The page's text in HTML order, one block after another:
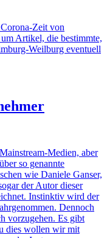
Zeit von
Artikel, die bestimmte,
Weilburg eventuell
Medien, aber
so genannte
wie Daniele Ganser,
der Autor dieser
Instinktiv wird der
Dennoch
vorzugehen. Es gibt
dies wollen wir mit